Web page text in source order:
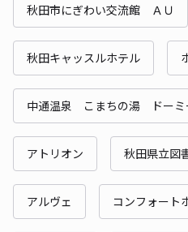
秋田市にぎわい交流館 ＡＵ
秋田キャッスルホテル
中通温泉 こまちの湯 ドーミ
アトリオン 秋田県立図
アルヴェ コンフォート